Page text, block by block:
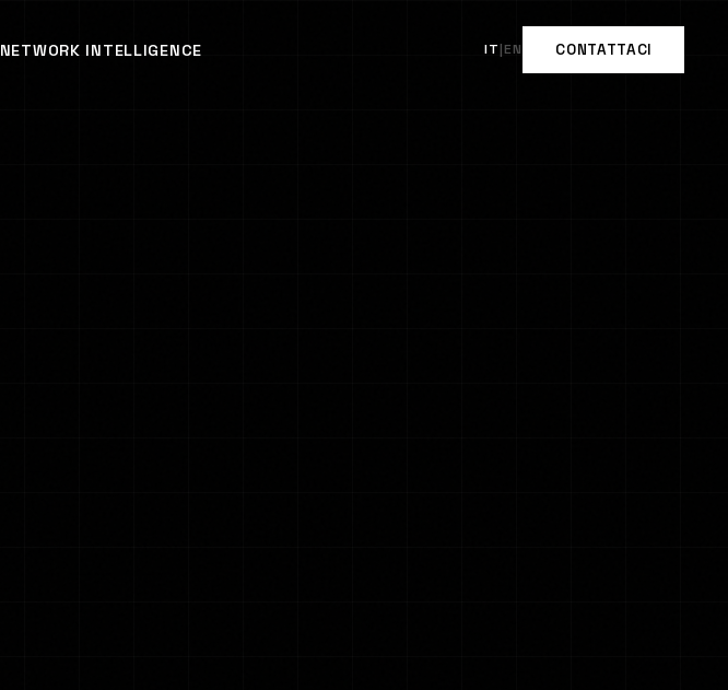
NETWORK INTELLIGENCE IT|EN CONTATTACI